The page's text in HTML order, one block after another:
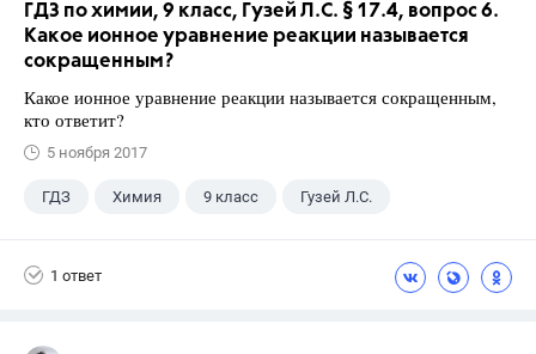
ГДЗ по химии, 9 класс, Гузей Л.С. § 17.4, вопрос 6.
Какое ионное уравнение реакции называется
сокращенным?
Какое ионное уравнение реакции называется сокращенным,
кто ответит?
5 ноября 2017
ГДЗ Химия 9 класс Гузей Л.С.
1 ответ